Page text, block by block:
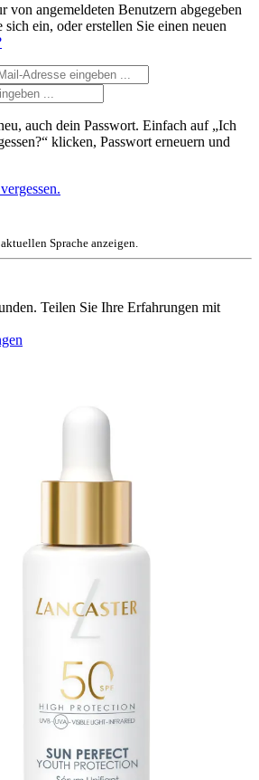
von angemeldeten Benutzern abgegeben
ein, oder erstellen Sie einen neuen
auch dein Passwort. Einfach auf „Ich
klicken, Passwort erneuern und
Sprache anzeigen.
Teilen Sie Ihre Erfahrungen mit